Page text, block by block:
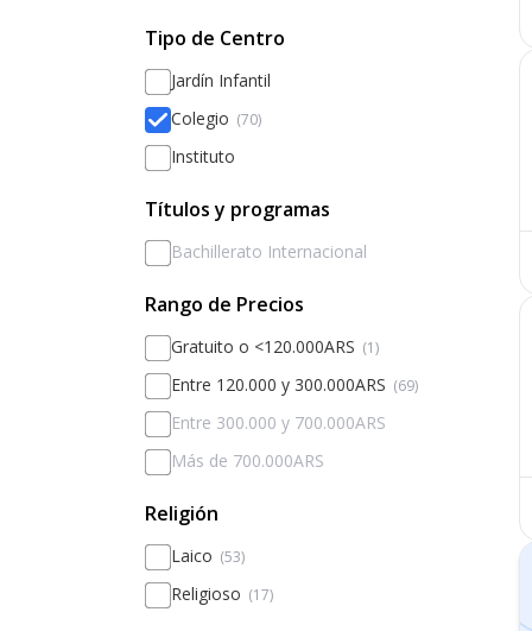
Tipo de Centro
Jardín Infantil
Colegio (70)
Instituto
Títulos y programas
Bachillerato Internacional
Rango de Precios
Gratuito o <120.000ARS (1)
Entre 120.000 y 300.000ARS (69)
Entre 300.000 y 700.000ARS
Más de 700.000ARS
Religión
Laico (53)
Religioso (17)